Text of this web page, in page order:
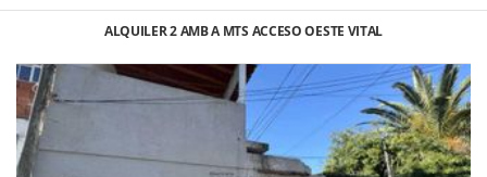
ALQUILER 2 AMB A MTS ACCESO OESTE VITAL